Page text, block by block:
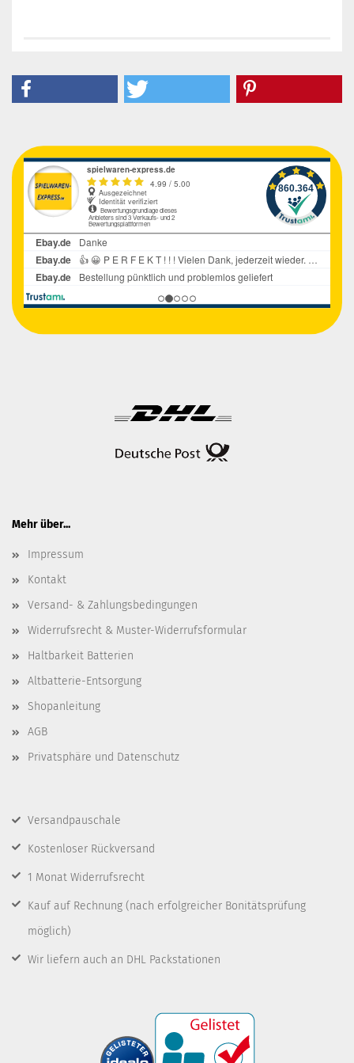
Mehr über...
Impressum
Kontakt
Versand- & Zahlungsbedingungen
Widerrufsrecht & Muster-Widerrufsformular
Haltbarkeit Batterien
Altbatterie-Entsorgung
Shopanleitung
AGB
Privatsphäre und Datenschutz
Versandpauschale
Kostenloser Rückversand
1 Monat Widerrufsrecht
Kauf auf Rechnung (nach erfolgreicher Bonitätsprüfung
möglich)
Wir liefern auch an DHL Packstationen